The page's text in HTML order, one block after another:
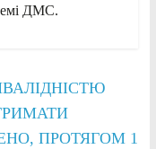
ДМС.
ПРОТЯГОМ 1